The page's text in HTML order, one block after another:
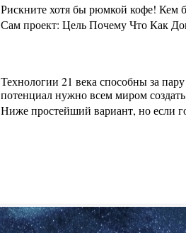
Рискните хотя бы рюмкой кофе!
Сам проект: Цель Почему Что Как
Технологии 21 века способны за
потенциал нужно всем миром
Ниже простейший вариант, но если